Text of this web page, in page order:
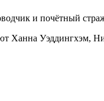
и пoчётный
Xaннa Уэддингxэм,